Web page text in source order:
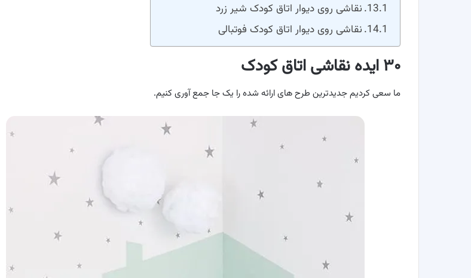
نقاشی روی دیوار اتاق کودک شیر زرد
نقاشی روی دیوار اتاق کودک فوتبالی
۳۰ ایده نقاشی اتاق کودک
ما سعی کردیم جدیدترین طرح های ارائه شده را یک جا جمع آوری کنیم.